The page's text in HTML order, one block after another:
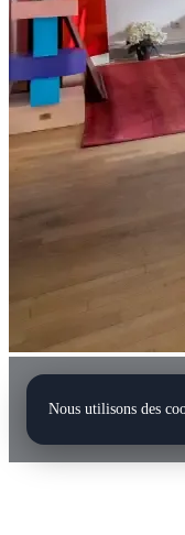
Nous utilisons des